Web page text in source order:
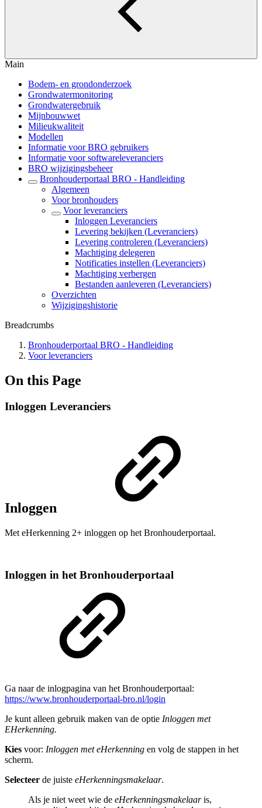
Main
Bodem- en grondonderzoek
Grondwatermonitoring
Grondwatergebruik
Mijnbouwwet
Milieukwaliteit
Modellen
Informatie voor BRO gebruikers
Informatie voor softwareleveranciers
BRO wijzigingsbeheer
Bronhouderportaal BRO - Handleiding
Algemeen
Voor bronhouders
Voor leveranciers
Inloggen Leveranciers
Levering bekijken (Leveranciers)
Levering controleren (Leveranciers)
Machtiging delegeren
Notificaties instellen (Leveranciers)
Machtiging verbergen
Bestanden aanleveren (Leveranciers)
Overzichten
Wijzigingshistorie
Breadcrumbs
Bronhouderportaal BRO - Handleiding
Voor leveranciers
On this Page
Inloggen Leveranciers
Inloggen
Met eHerkenning 2+ inloggen op het Bronhouderportaal.
Inloggen in het Bronhouderportaal
Ga naar de inlogpagina van het Bronhouderportaal:
https://www.bronhouderportaal-bro.nl/login
Je kunt alleen gebruik maken van de optie Inloggen met
EHerkenning.
Kies voor: Inloggen met eHerkenning en volg de stappen in het
scherm.
Selecteer de juiste eHerkenningsmakelaar.
Als je niet weet wie de eHerkenningsmakelaaris,